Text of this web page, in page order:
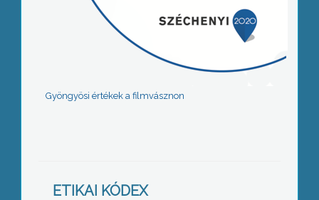
Gyöngyösi értékek a filmvásznon
ETIKAI KÓDEX